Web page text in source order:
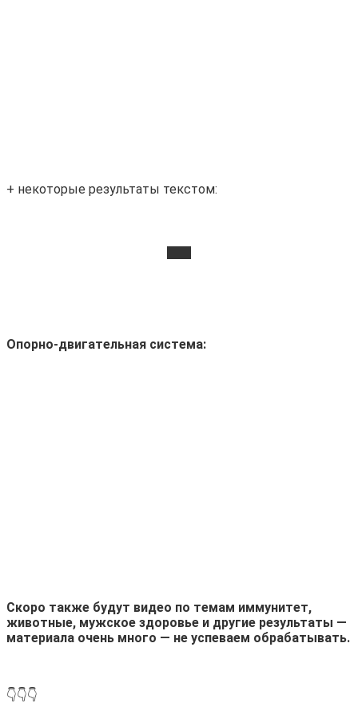
+ некоторые результаты текстом:
Опорно-двигательная система:
Скоро также будут видео по темам иммунитет,
животные, мужское здоровье и другие результаты —
материала очень много — не успеваем обрабатывать.
👇👇👇